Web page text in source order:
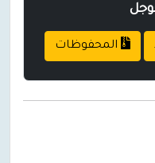
المحفوظات